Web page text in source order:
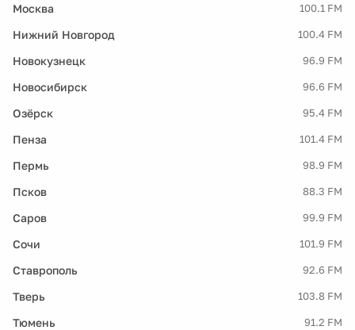
Москва 100.1 FM
Нижний Новгород 100.4 FM
Новокузнецк 96.9 FM
Новосибирск 96.6 FM
Озёрск 95.4 FM
Пенза 101.4 FM
Пермь 98.9 FM
Псков 88.3 FM
Саров 99.9 FM
Сочи 101.9 FM
Ставрополь 92.6 FM
Тверь 103.8 FM
Тюмень 91.2 FM